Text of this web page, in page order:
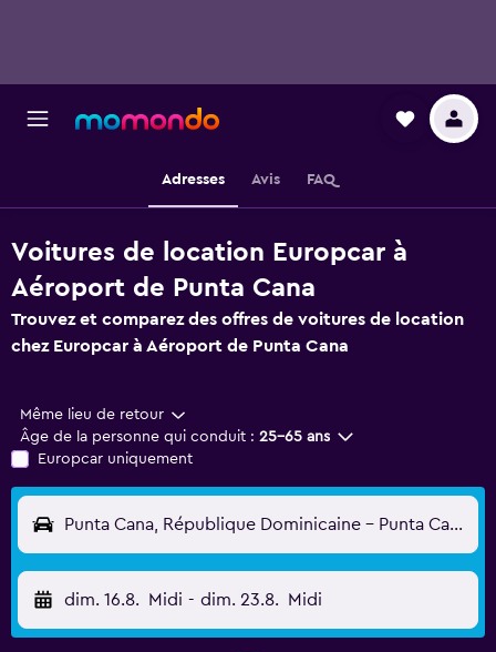
Adresses Avis FAQ
Voitures de location Europcar à
Aéroport de Punta Cana
Trouvez et comparez des offres de voitures de location
chez Europcar à Aéroport de Punta Cana
Même lieu de retour
Âge de la personne qui conduit : 25-65 ans
Europcar uniquement
Punta Cana, République Dominicaine - Punta Cana (PUJ)
dim. 16.8. Midi - dim. 23.8. Midi